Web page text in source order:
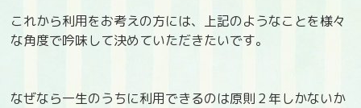
これから利用をお考えの方には、上記のようなことを様々
な角度で吟味して決めていただきたいです。
なぜなら一生のうちに利用できるのは原則２年しかないか